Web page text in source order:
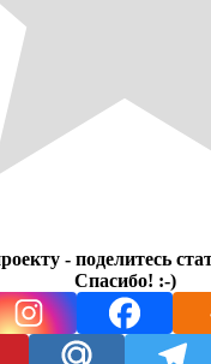
- поделитесь
Спасибо! :-)